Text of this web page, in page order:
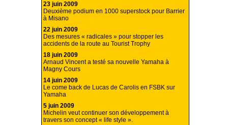
23 juin 2009
Deuxième podium en 1000 superstock pour Barrier
à Misano
22 juin 2009
Des mesures « radicales » pour stopper les
accidents de la route au Tourist Trophy
18 juin 2009
Arnaud Vincent a testé sa nouvelle Yamaha à
Magny Cours
14 juin 2009
Le come back de Lucas de Carolis en FSBK sur
Yamaha
5 juin 2009
Michelin veut continuer son développement à
travers son concept « life style ».